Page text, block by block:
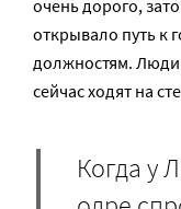
очень дорого,
открывало путь к
должностям. Люди
сейчас ходят на
Когда у